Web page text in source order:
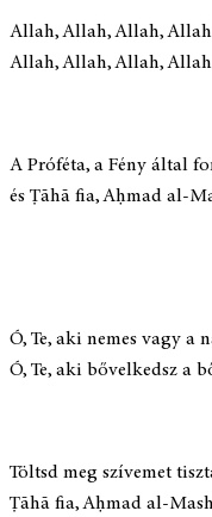
Allah, Allah, Allah, Allah
Allah, Allah, Allah, Allah
A Próféta, a Fény által
és Ṭāhā fia, Aḥmad al-
Ó, Te, aki nemes vagy a
Ó, Te, aki bővelkedsz a
Töltsd meg szívemet
Ṭāhā fia, Aḥmad al-